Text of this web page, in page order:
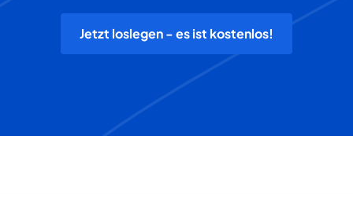
Jetzt loslegen - es ist kostenlos!